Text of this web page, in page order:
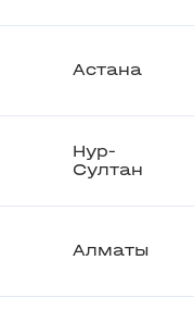
Астана
Нур-
Султан
Алматы